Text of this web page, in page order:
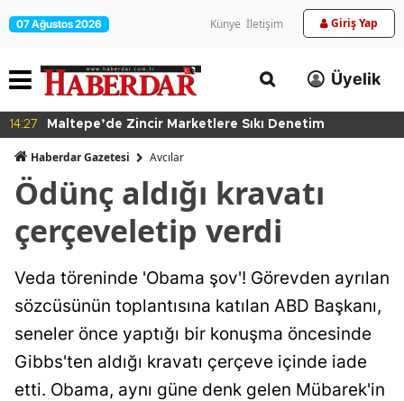
07 Ağustos 2026 Künye İletişim Giriş Yap
Üyelik
14:27 Maltepe’de Zincir Marketlere Sıkı Denetim
Haberdar Gazetesi Avcılar
Ödünç aldığı kravatı
çerçeveletip verdi
Veda töreninde 'Obama şov'! Görevden ayrılan
sözcüsünün toplantısına katılan ABD Başkanı,
seneler önce yaptığı bir konuşma öncesinde
Gibbs'ten aldığı kravatı çerçeve içinde iade
etti. Obama, aynı güne denk gelen Mübarek'in